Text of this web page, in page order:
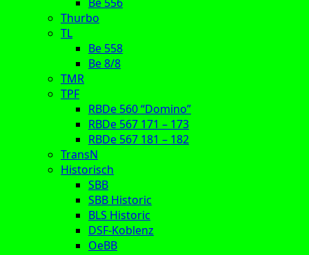
Thurbo
TL
Be 558
Be 8/8
TMR
TPF
RBDe 560 “Domino”
RBDe 567 171 – 173
RBDe 567 181 – 182
TransN
Historisch
SBB
SBB Historic
BLS Historic
DSF-Koblenz
OeBB